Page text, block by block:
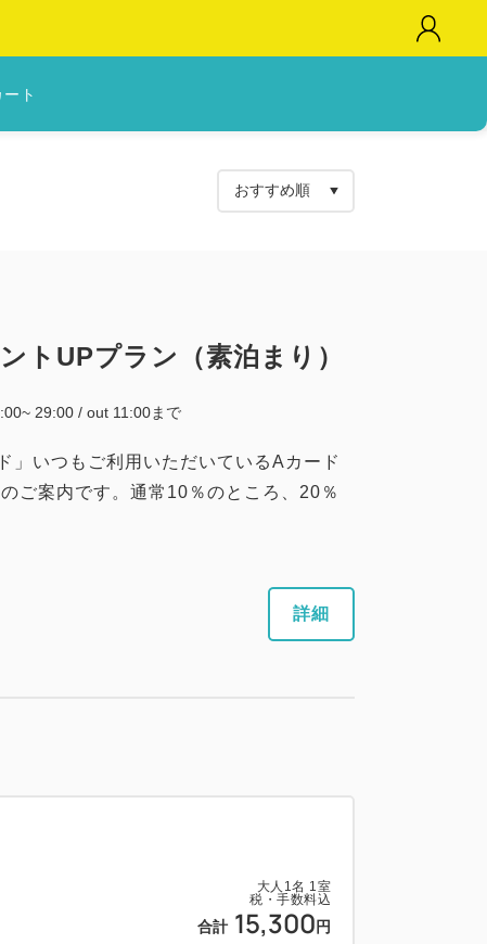
ト
トUPプラン（素泊まり）
29:00 / out 11:00まで
」いつもご利用いただいているAカード
ご案内です。通常10％のところ、20％
詳細
大人 1名 1室
税・手数料込
合計 15,300 円